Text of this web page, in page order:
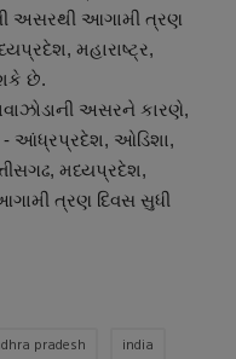
અસરથી આગામી ત્રણ
મહારાષ્ટ્ર,
છે.
અસરને કારણે,
- આંધ્રપ્રદેશ, ઓડિશા,
મધ્યપ્રદેશ,
ત્રણ દિવસ સુધી
pradesh
india